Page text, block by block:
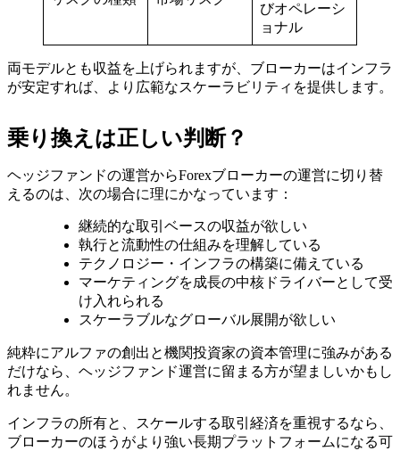
びオペレーシ
ョナル
両モデルとも収益を上げられますが、ブローカーはインフラ
が安定すれば、より広範なスケーラビリティを提供します。
乗り換えは正しい判断？
ヘッジファンドの運営からForexブローカーの運営に切り替
えるのは、次の場合に理にかなっています：
継続的な取引ベースの収益が欲しい
執行と流動性の仕組みを理解している
テクノロジー・インフラの構築に備えている
マーケティングを成長の中核ドライバーとして受
け入れられる
スケーラブルなグローバル展開が欲しい
純粋にアルファの創出と機関投資家の資本管理に強みがある
だけなら、ヘッジファンド運営に留まる方が望ましいかもし
れません。
インフラの所有と、スケールする取引経済を重視するなら、
ブローカーのほうがより強い長期プラットフォームになる可